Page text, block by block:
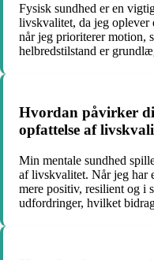
Fysisk sundhed er en
livskvalitet, da jeg
når jeg prioriterer motion,
helbredstilstand er
Hvordan påvirker
opfattelse af
Min mentale sundhed
af livskvalitet. Når jeg har
mere positiv, resilient og i
udfordringer, hvilket